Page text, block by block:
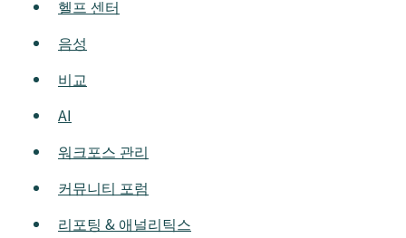
헬프 센터
음성
비교
AI
워크포스 관리
커뮤니티 포럼
리포팅 & 애널리틱스